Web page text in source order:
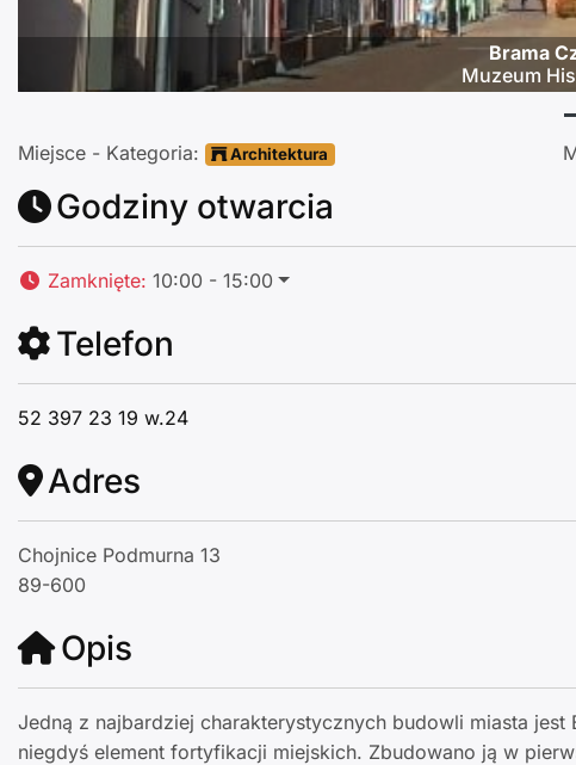
Brama
Muzeum
Miejsce - Kategoria: Architektura
Godziny otwarcia
Zamknięte: 10:00 - 15:00
Telefon
52 397 23 19 w.24
Adres
Chojnice Podmurna 13
89-600
Opis
Jedną z najbardziej charakterystycznych budowli miasta jest
niegdyś element fortyfikacji miejskich. Zbudowano ją w